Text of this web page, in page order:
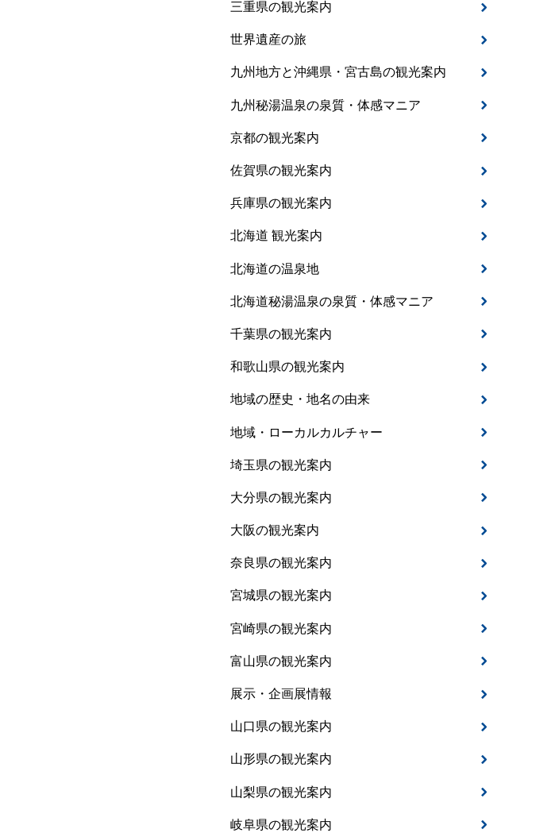
三重県の観光案内
世界遺産の旅
九州地方と沖縄県・宮古島の観光案内
九州秘湯温泉の泉質・体感マニア
京都の観光案内
佐賀県の観光案内
兵庫県の観光案内
北海道 観光案内
北海道の温泉地
北海道秘湯温泉の泉質・体感マニア
千葉県の観光案内
和歌山県の観光案内
地域の歴史・地名の由来
地域・ローカルカルチャー
埼玉県の観光案内
大分県の観光案内
大阪の観光案内
奈良県の観光案内
宮城県の観光案内
宮崎県の観光案内
富山県の観光案内
展示・企画展情報
山口県の観光案内
山形県の観光案内
山梨県の観光案内
岐阜県の観光案内